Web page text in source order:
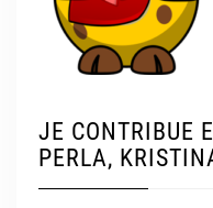
JE CONTRIBUE
PERLA,